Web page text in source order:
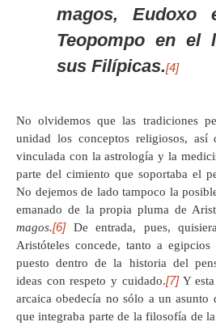
magos, Eudoxo
Teopompo en el
sus Filípicas.[4]
No olvidemos que las tradiciones
unidad los conceptos religiosos,
vinculada con la astrología y la
parte del cimiento que soportaba el
No dejemos de lado tampoco la
emanado de la propia pluma de
magos.[6]De entrada, pues,
Aristóteles concede, tanto a
puesto dentro de la historia del
ideas con respeto y cuidado.[7]Y esta
arcaica obedecía no sólo a un asunto
que integraba parte de la filosofía de